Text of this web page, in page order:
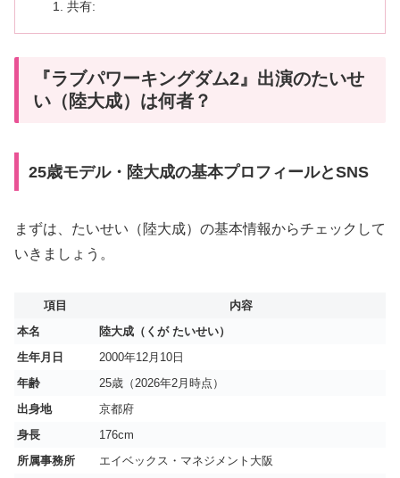
共有:
『ラブパワーキングダム2』出演のたいせ
い（陸大成）は何者？
25歳モデル・陸大成の基本プロフィールとSNS
まずは、たいせい（陸大成）の基本情報からチェックして
いきましょう。
項目
内容
本名
陸大成（くが たいせい）
生年月日
2000年12月10日
年齢
25歳（2026年2月時点）
出身地
京都府
身長
176cm
所属事務所
エイベックス・マネジメント大阪